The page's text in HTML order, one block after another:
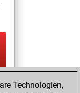
Technologien,